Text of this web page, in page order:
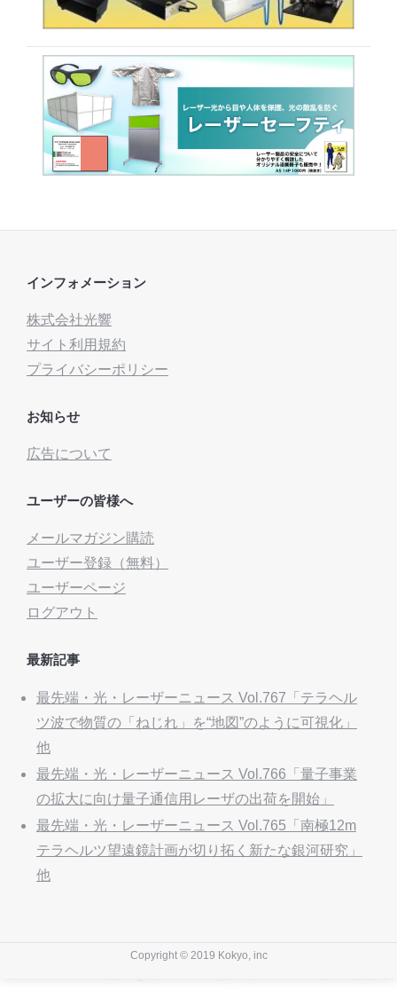
インフォメーション
株式会社光響
サイト利用規約
プライバシーポリシー
お知らせ
広告について
ユーザーの皆様へ
メールマガジン購読
ユーザー登録（無料）
ユーザーページ
ログアウト
最新記事
最先端・光・レーザーニュース Vol.767「テラヘル
ツ波で物質の「ねじれ」を“地図”のように可視化」
他
最先端・光・レーザーニュース Vol.766「量子事業
の拡大に向け量子通信用レーザの出荷を開始」
最先端・光・レーザーニュース Vol.765「南極12m
テラヘルツ望遠鏡計画が切り拓く新たな銀河研究」
他
Copyright © 2019 Kokyo, inc